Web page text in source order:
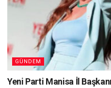
GÜNDEM
Yeni Parti Manisa İl